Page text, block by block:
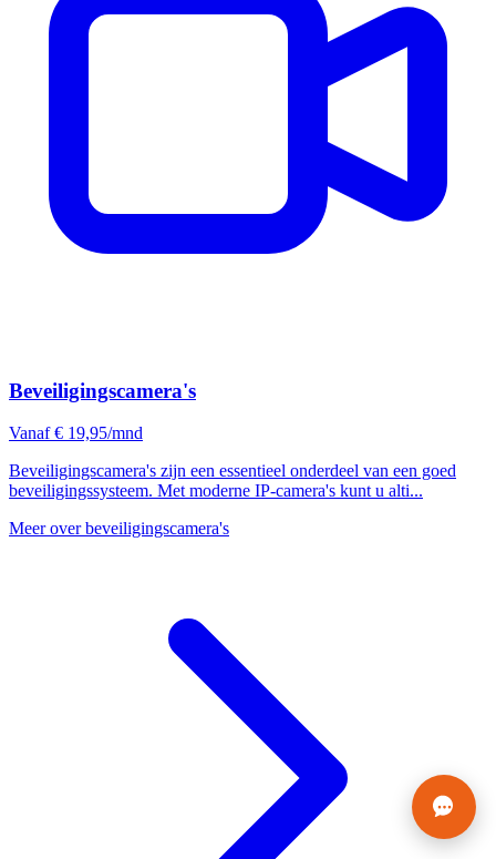
Beveiligingscamera's
Vanaf € 19,95/mnd
Beveiligingscamera's zijn een essentieel onderdeel van een goed
beveiligingssysteem. Met moderne IP-camera's kunt u alti...
Meer over beveiligingscamera's